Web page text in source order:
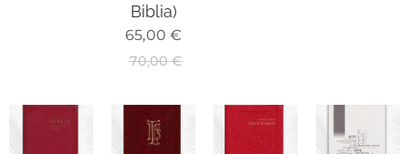
Biblia)
65,00 €
70,00€